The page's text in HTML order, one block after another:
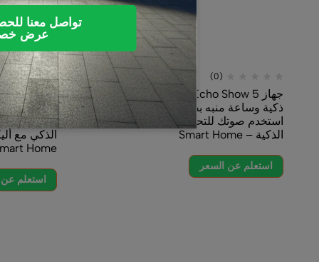
(0)
جهاز Echo Show 5 _ الجيل الثالث بشاشة
ذكية وساعة منبه بصوت أكثر وضوحًا _
استخدم صوتك للتحكم بالأجهزة المنزلية
الذكية – Smart Home
استعلم عن السعر
عالية
الذكي مع
Home
استعلم
تواصل معنا
عرض